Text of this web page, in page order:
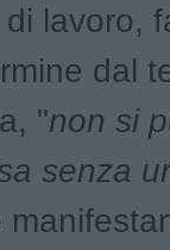
lavoro,
dal
"non si
senza